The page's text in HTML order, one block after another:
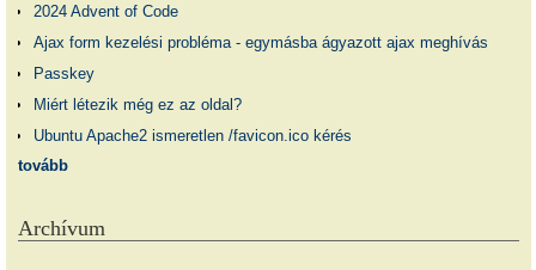
2024 Advent of Code
Ajax form kezelési probléma - egymásba ágyazott ajax meghívás
Passkey
Miért létezik még ez az oldal?
Ubuntu Apache2 ismeretlen /favicon.ico kérés
tovább
Archívum